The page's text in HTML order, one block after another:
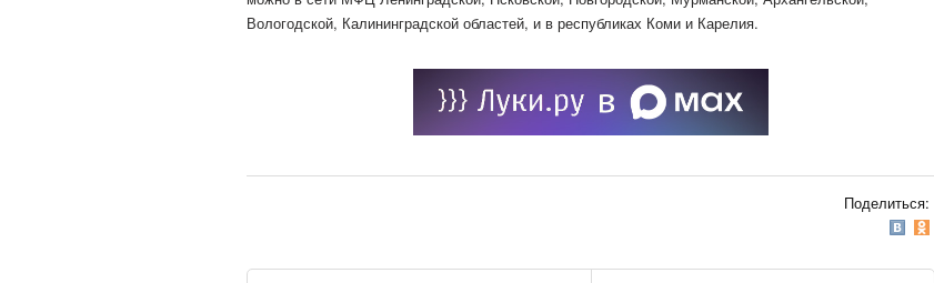
Вологодской, Калининградской областей, и в республиках Коми и Карелия.
Поделиться: